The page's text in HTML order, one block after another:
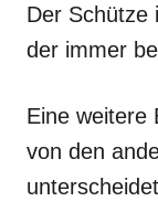
Der Schütze
der immer
Eine weitere
von den